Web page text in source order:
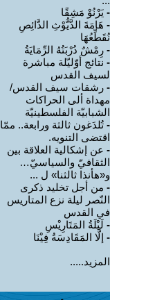
- يَرْنُوْ مَشِقًا
- هَامَةَ الدَّيُّوْثِ الدَّائِصِ
نُقَطِّعُهَا
- رِمْشٌ دُرْبَتُهُ الرِّمَايَةُ
- نتائج أوّليّلة مباشرة
لسيف القدس
- رشقات سيف القدس/
مهداة ألى الحراكات
الشبابيّة الفلسطينيّة
- تُلدَغون ثالثة ورابعة.. ممّا
اقتضى التنويه.
- عن إشكالية العلاقة بين
الثقافيّ والسياسيّ…
و«هأنذا ثالثنا» ل ...
- من أجل تخليد ذكرى
النّصر ليلة نزع المتاريس
في القدس
- لَيْلَةُ المَتَارِيْسِ
- إلَّا المَقَادِسَةُ فِيْنَا
المزيد.....